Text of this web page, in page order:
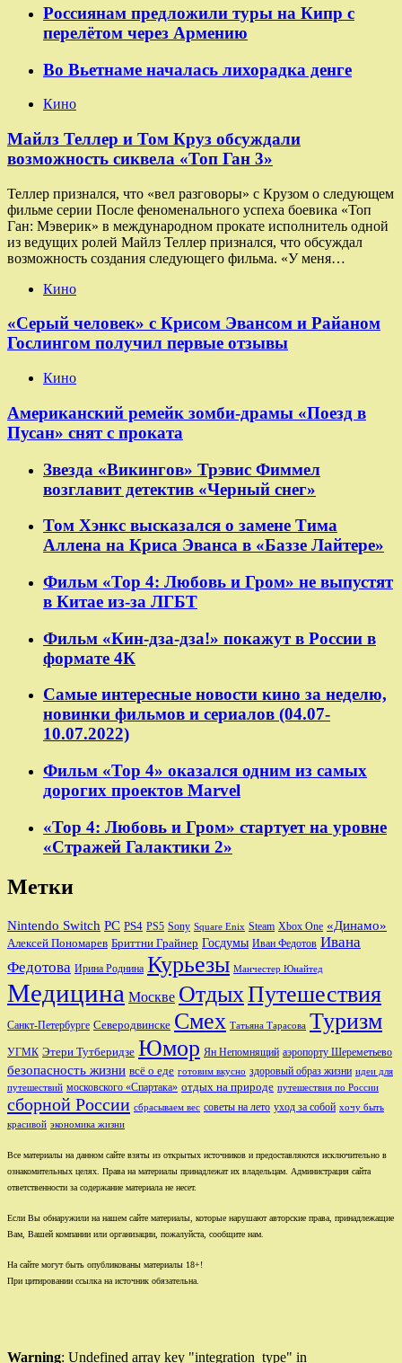
Россиянам предложили туры на Кипр с
перелётом через Армению
Во Вьетнаме началась лихорадка денге
Кино
Майлз Теллер и Том Круз обсуждали
возможность сиквела «Топ Ган 3»
Теллер признался, что «вел разговоры» с Крузом о следующем
фильме серии После феноменального успеха боевика «Топ
Ган: Мэверик» в международном прокате исполнитель одной
из ведущих ролей Майлз Теллер признался, что обсуждал
возможность создания следующего фильма. «У меня…
Кино
«Серый человек» с Крисом Эвансом и Райаном
Гослингом получил первые отзывы
Кино
Американский ремейк зомби-драмы «Поезд в
Пусан» снят с проката
Звезда «Викингов» Трэвис Фиммел
возглавит детектив «Черный снег»
Том Хэнкс высказался о замене Тима
Аллена на Криса Эванса в «Баззе Лайтере»
Фильм «Тор 4: Любовь и Гром» не выпустят
в Китае из-за ЛГБТ
Фильм «Кин-дза-дза!» покажут в России в
формате 4К
Самые интересные новости кино за неделю,
новинки фильмов и сериалов (04.07-
10.07.2022)
Фильм «Тор 4» оказался одним из самых
дорогих проектов Marvel
«Тор 4: Любовь и Гром» стартует на уровне
«Стражей Галактики 2»
Метки
Nintendo Switch PC PS4 PS5 Sony Square Enix Steam Xbox One «Динамо»
Алексей Пономарев Бриттни Грайнер Госдумы Иван Федотов Ивана
Федотова Ирина Роднина Курьезы Манчестер Юнайтед
Медицина Москве ОтдыхПутешествия
Санкт-Петербурге Северодвинске Смех Татьяна Тарасова Туризм
УГМК Этери Тутберидзе Юмор Ян Непомнящий аэропорту Шереметьево
безопасность жизни всё о еде готовим вкусно здоровый образ жизни идеи для
путешествий московского «Спартака» отдых на природе путешествия по России
сборной России сбрасываем вес советы на лето уход за собой хочу быть
красивой экономика жизни
Все материалы на данном сайте взяты из открытых источников и предоставляются исключительно в
ознакомительных целях. Права на материалы принадлежат их владельцам. Администрация сайта
ответственности за содержание материала не несет.
Если Вы обнаружили на нашем сайте материалы, которые нарушают авторские права, принадлежащие
Вам, Вашей компании или организации, пожалуйста, сообщите нам.
На сайте могут быть опубликованы материалы 18+!
При цитировании ссылка на источник обязательна.
Warning: Undefined array key "integration_type" in